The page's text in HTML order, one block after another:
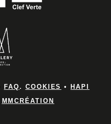
FAQ. COOKIES •
HAPI
MMCRÉATION
Chambres &